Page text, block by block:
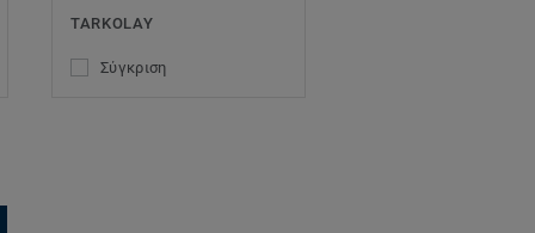
TARKOLAY
Σύγκριση